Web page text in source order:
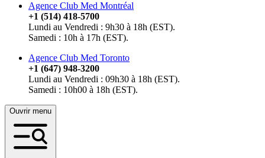
Agence Club Med Montréal
+1 (514) 418-5700
Lundi au Vendredi : 9h30 à 18h (EST).
Samedi : 10h à 17h (EST).
Agence Club Med Toronto
+1 (647) 948-3200
Lundi au Vendredi : 09h30 à 18h (EST).
Samedi : 10h00 à 18h (EST).
Ouvrir menu